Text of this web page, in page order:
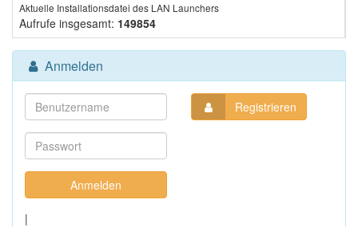
Aktuelle Installationsdatei des LAN Launchers
Aufrufe insgesamt: 149854
Anmelden
|
Registrieren